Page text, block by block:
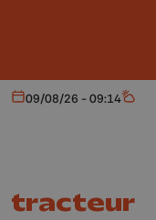
Aujourd'hui
09/08/26 - 09:14 Météo
tracteur